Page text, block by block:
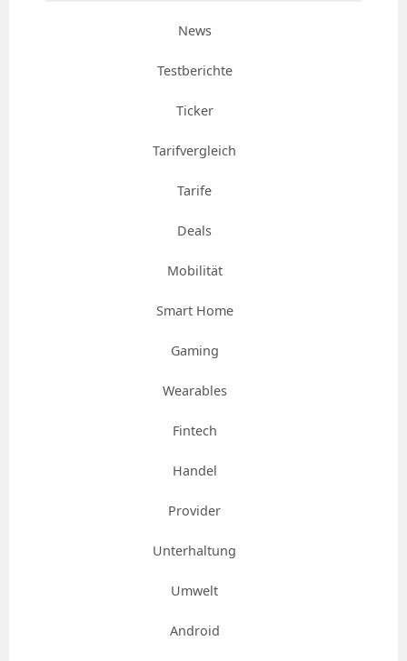
News
Testberichte
Ticker
Tarifvergleich
Tarife
Deals
Mobilität
Smart Home
Gaming
Wearables
Fintech
Handel
Provider
Unterhaltung
Umwelt
Android